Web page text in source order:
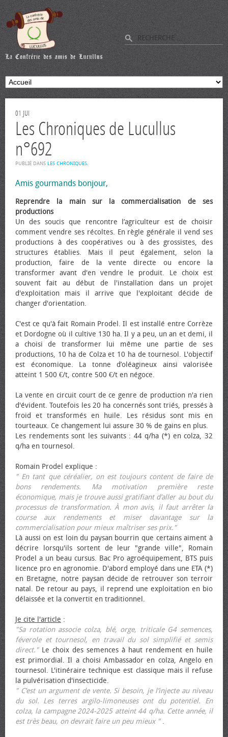
01 JUI
Les Chroniques de Lucullus
n°692
PUBLIÉ DANS LES CHRONIQUES.
Amis gourmands bonjour,
Reprendre la main sur la commercialisation de ses
productions
Un des soucis que rencontre l’agriculteur est de choisir
comment vendre ses récoltes. En règle générale il vend ses
productions à des coopératives ou à des grossistes, des
structures établies. Mais il peut également, selon la
production, faire de la vente directe ou encore la
transformer avant d'en vendre le produit. Le choix est
souvent fait au début de l'installation dans un projet
d'exploitation mais il arrive que l'exploitant décide de
changer d'orientation.
C'est ce qu'à fait Romain Prodel. Il est installé entre Corrèze
et Dordogne où il cultive 130 ha. Il y a peu, un an et demi, il
a choisi de transformer lui même une partie de ses
productions, 10 ha de Colza et 10 ha de tournesol. L'objectif
est économique. La tonne d’oléagineux ainsi valorisée
atteint 1 500 €/t, contre 500 €/t en négoce.
La vente en circuit court de ce genre de production n'a rien
d'évident. Toutefois les 20 ha concernés sont triés, pressés à
froid et transformés en huile. Les résidus sont mis en
tourteaux. Ce changement lui assure 30 % de gains en plus.
Les rendements sont les suivants : 44 q/ha (*) en colza, 32
q/ha en tournesol.
Romain Prodel explique :
" En tant que céréalier, on est toujours content de faire de
bons rendements. Ma motivation première reste
économique, mais je trouve aussi gratifiant d’aller au bout du
processus de transformation. À mon avis, il faut arrêter la
course aux rendements et miser davantage sur la
commercialisation pour mieux maîtriser ses prix."
Là aussi on est loin du paysan bourrin que certains aiment à
décrire lorsqu'ils sortent de leur "grande ville", Romain
Prodel a un beau cursus. Bac Pro agroéquipement, BTS puis
licence pro en agronomie. D'abord employé dans une ETA (*)
en Bretagne, notre paysan décide de retrouver son terroir
natal. De retour au pays, il reprend une exploitation en bio
délaissée et la convertit en traditionnel.
Je cite l'article :
"Sa rotation associe colza, blé, orge, triticale G4 semences,
féverole et tournesol, en travail du sol simplifié et semis
direct."Le choix des semences à haut rendement en huile
est primordial. Il a choisi Ambassador en colza, Angelo en
tournesol. L'itinéraire technique est classique mais il refuse
la pulvérisation d'insecticide.
" C’est un argument de vente. Si besoin, je l’injecte au niveau
du sol. Les terres argilo-limoneuses ont du potentiel. En
colza, la campagne 2024-2025 atteint 44 q/ha. Cette année, il
est très beau, on devrait faire un peu mieux ".